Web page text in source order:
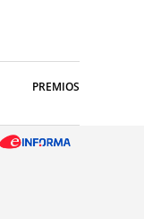
PREMIOS